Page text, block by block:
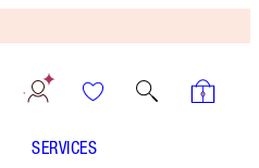
SERVICES